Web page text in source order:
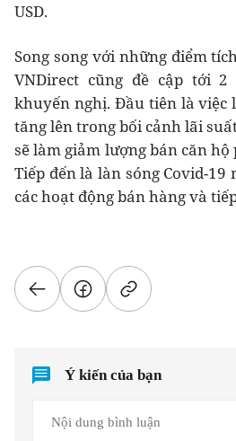
USD.
Song song với những điểm
VNDirect cũng đề cập tới
khuyến nghị. Đầu tiên là việc
tăng lên trong bối cảnh lãi
sẽ làm giảm lượng bán căn
Tiếp đến là làn sóng Covid-19
các hoạt động bán hàng và
Ý kiến của bạn